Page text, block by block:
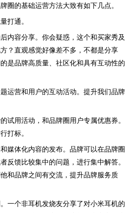
圈的基础运营方法大致有如下几点。
打通。
内容分享。你会疑惑，这个和买家秀及
？直观感觉好像差不多，不都是分享
是品牌高质量、社区化和具有互动性的
运营和用户的互动活动。提升我们品牌
试用活动，和品牌圈用户专属优惠券。
打标。
媒体化内容的发布。品牌可以在品牌圈
反馈比较集中的问题，进行集中解答。
和品牌之间有交流，提升品牌服务质
一个非耳机发烧友分享了对小米耳机的